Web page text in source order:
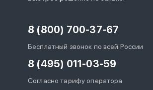
8 (800) 700-37-67
Бесплатный звонок по всей России
8 (495) 011-03-59
Согласно тарифу оператора